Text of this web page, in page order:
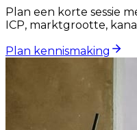
Plan een korte sessie
ICP, marktgrootte,
Plan kennismaking